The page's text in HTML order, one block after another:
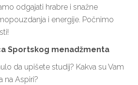
odgajati hrabre i snažne
i energije. Počnimo
Sportskog menadžmenta
da upišete studij? Kakva su Vam
na Aspiri?